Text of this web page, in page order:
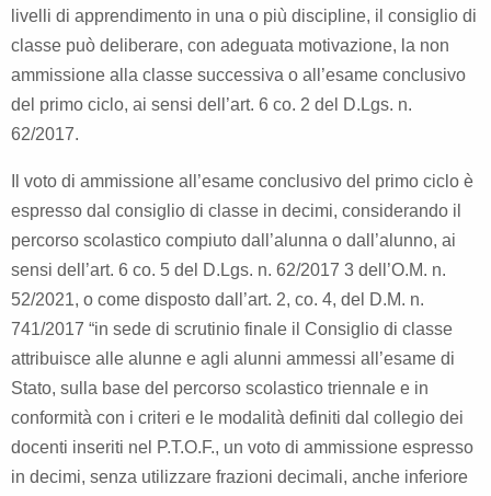
livelli di apprendimento in una o più discipline, il consiglio di
classe può deliberare, con adeguata motivazione, la non
ammissione alla classe successiva o all’esame conclusivo
del primo ciclo, ai sensi dell’art. 6 co. 2 del D.Lgs. n.
62/2017.
Il voto di ammissione all’esame conclusivo del primo ciclo è
espresso dal consiglio di classe in decimi, considerando il
percorso scolastico compiuto dall’alunna o dall’alunno, ai
sensi dell’art. 6 co. 5 del D.Lgs. n. 62/2017 3 dell’O.M. n.
52/2021, o come disposto dall’art. 2, co. 4, del D.M. n.
741/2017 “in sede di scrutinio finale il Consiglio di classe
attribuisce alle alunne e agli alunni ammessi all’esame di
Stato, sulla base del percorso scolastico triennale e in
conformità con i criteri e le modalità definiti dal collegio dei
docenti inseriti nel P.T.O.F., un voto di ammissione espresso
in decimi, senza utilizzare frazioni decimali, anche inferiore